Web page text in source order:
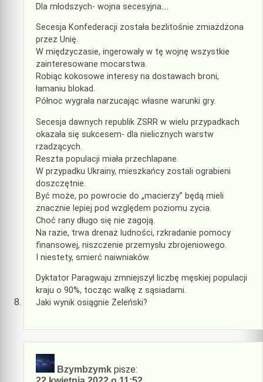
Dla młodszych- wojna secesyjna….
Secesja Konfederacji została bezlitośnie zmiażdżona
przez Unię.
W międzyczasie, ingerowały w tę wojnę wszystkie
zainteresowane mocarstwa.
Robiąc kokosowe interesy na dostawach broni,
łamaniu blokad.
Północ wygrała narzucając własne warunki gry.
Secesja dawnych republik ZSRR w wielu przypadkach
okazała się sukcesem- dla nielicznych warstw
rzadzących.
Reszta populacji miała przechlapane.
W przypadku Ukrainy, mieszkańcy zostali ograbieni
doszczętnie.
Być może, po powrocie do „macierzy” będą mieli
znacznie lepiej pod względem poziomu zycia.
Choć rany długo się nie zagoją.
Na razie, trwa drenaż ludności, rzkradanie pomocy
finansowej, niszczenie przemysłu zbrojeniowego.
I niestety, smierć naiwniaków.
Dyktator Paragwaju zmniejszył liczbę męskiej populacji
kraju o 90%, tocząc walkę z sąsiadami.
Jaki wynik osiągnie Żeleński?
Bzymbzymk pisze: